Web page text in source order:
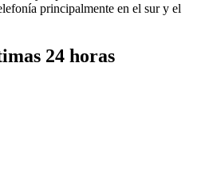
principalmente en el sur y el
24 horas